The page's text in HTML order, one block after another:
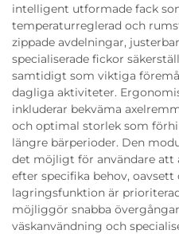
intelligent utformade fack
temperaturreglerad och
zippade avdelningar,
specialiserade fickor
samtidigt som viktiga
dagliga aktiviteter.
inkluderar bekväma
och optimal storlek som
längre bärperioder. Den
det möjligt för användare att
efter specifika behov,
lagringsfunktion är
möjliggör snabba
väskanvändning och